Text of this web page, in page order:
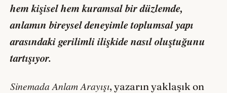
hem kişisel hem kuramsal bir düzlemde,
anlamın bireysel deneyimle toplumsal yapı
arasındaki gerilimli ilişkide nasıl oluştuğunu
tartışıyor.
Sinema­da Anlam Arayışı, yazarın yaklaşık on